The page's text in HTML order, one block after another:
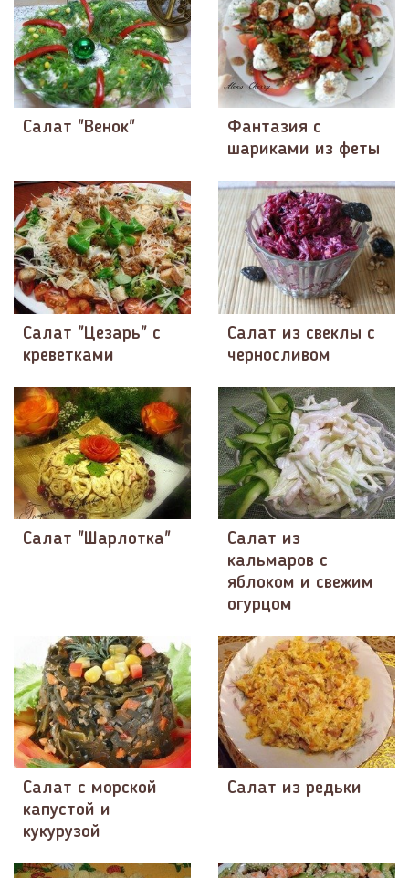
Салат "Венок"
Фантазия с
шариками из феты
Салат "Цезарь" с
креветками
Салат из свеклы с
черносливом
Салат "Шарлотка"
Салат из
кальмаров с
яблоком и свежим
огурцом
Салат с морской
капустой и
кукурузой
Салат из редьки